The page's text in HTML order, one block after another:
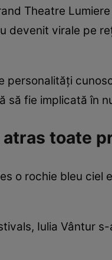
Theatre
devenit virale pe
personalități
să fie implicată în
atras toate
o rochie bleu ciel
Iulia Vântur